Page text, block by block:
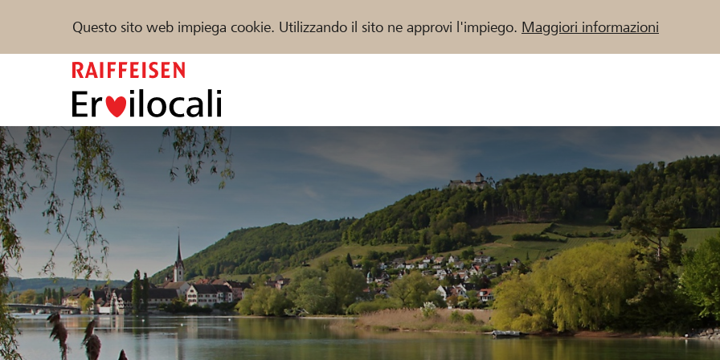
Questo sito web impiega cookie. Utilizzando il sito ne approvi l'impiego. Maggiori informazioni
Sostenere Aiuto & supporto
Trova progetti e organizzazioni
DE FR IT